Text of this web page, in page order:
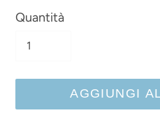
Quantità
AGGIUNGI